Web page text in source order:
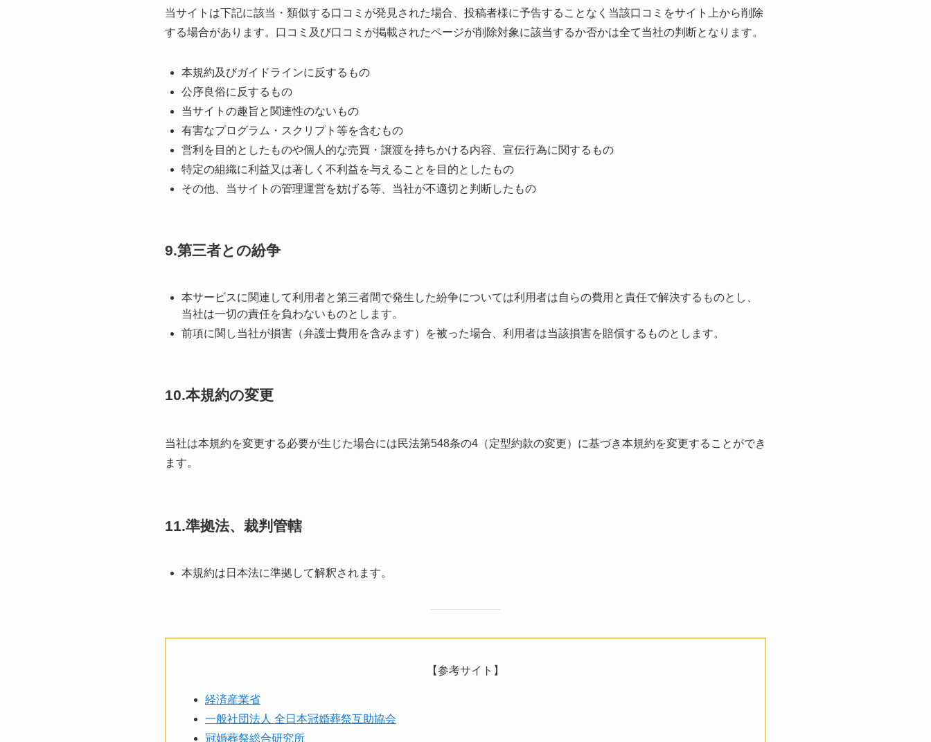
当サイトは下記に該当・類似する⼝コミが発⾒された場合、投稿者様に予告することなく当該⼝コミをサイト上から削除
する場合があります。⼝コミ及び⼝コミが掲載されたページが削除対象に該当するか否かは全て当社の判断となります。
本規約及びガイドラインに反するもの
公序良俗に反するもの
当サイトの趣旨と関連性のないもの
有害なプログラム・スクリプト等を含むもの
営利を⽬的としたものや個⼈的な売買・譲渡を持ちかける内容、宣伝⾏為に関するもの
特定の組織に利益⼜は著しく不利益を与えることを⽬的としたもの
その他、当サイトの管理運営を妨げる等、当社が不適切と判断したもの
9.第三者との紛争
本サービスに関連して利⽤者と第三者間で発⽣した紛争については利⽤者は⾃らの費⽤と責任で解決するものとし、
当社は⼀切の責任を負わないものとします。
前項に関し当社が損害（弁護⼠費⽤を含みます）を被った場合、利⽤者は当該損害を賠償するものとします。
10.本規約の変更
当社は本規約を変更する必要が⽣じた場合には⺠法第548条の4（定型約款の変更）に基づき本規約を変更することができ
ます。
11.準拠法、裁判管轄
本規約は⽇本法に準拠して解釈されます。
【参考サイト】
経済産業省
一般社団法人 全日本冠婚葬祭互助協会
冠婚葬祭総合研究所